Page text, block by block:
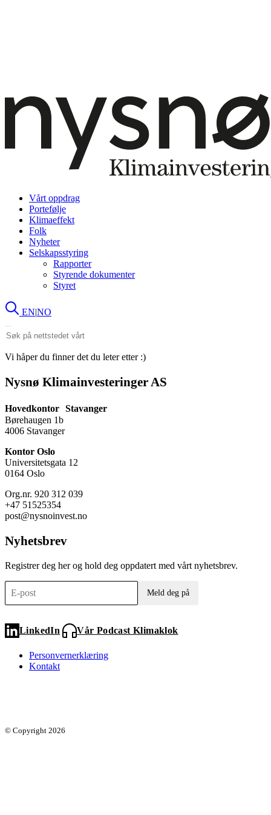
Vårt oppdrag
Portefølje
Klimaeffekt
Folk
Nyheter
Selskapsstyring
Rapporter
Styrende dokumenter
Styret
EN|NO
Søk
Vi håper du finner det du leter etter :)
Nysnø Klimainvesteringer AS
Hovedkontor Stavanger
Børehaugen 1b
4006 Stavanger
Kontor Oslo
Universitetsgata 12
0164 Oslo
Org.nr. 920 312 039
+47 51525354
post@nysnoinvest.no
Nyhetsbrev
Registrer deg her og hold deg oppdatert med vårt nyhetsbrev.
Meld deg på
LinkedIn Vår Podcast Klimaklok
Personvernerklæring
Kontakt
© Copyright 2026